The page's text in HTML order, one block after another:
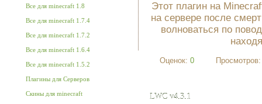
Все для minecraft 1.8
Все для minecraft 1.7.4
Все для minecraft 1.7.2
Все для minecraft 1.6.4
Все для minecraft 1.5.2
Плагины для Серверов
Скины для minecraft
Этот плагин на
на сервере после
волноваться по
Оценок: 0
LWC v4.3.1